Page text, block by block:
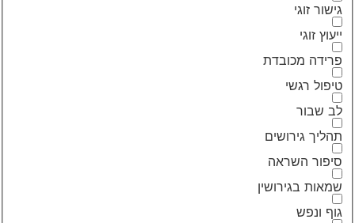
גישור זוגי
ייעוץ זוגי
פרידה מכובדת
טיפול רגשי
לב שבור
תהליך גירושים
סיפור השראה
שמאות בגירושין
גוף ונפש